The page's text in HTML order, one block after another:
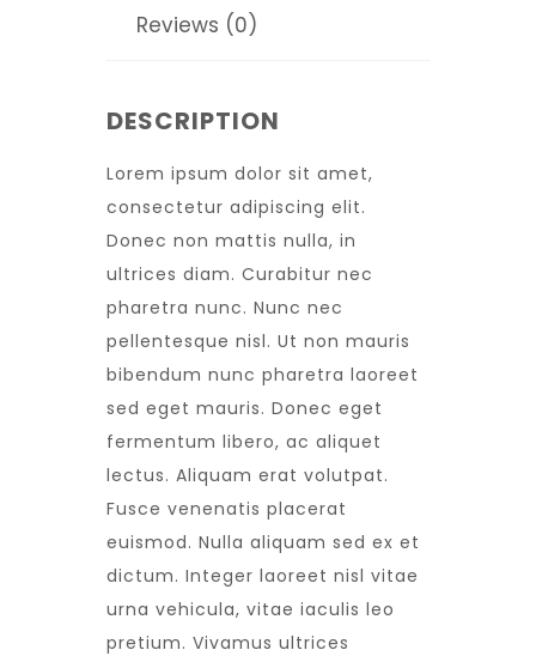
Reviews (0)
DESCRIPTION
Lorem ipsum dolor sit amet,
consectetur adipiscing elit.
Donec non mattis nulla, in
ultrices diam. Curabitur nec
pharetra nunc. Nunc nec
pellentesque nisl. Ut non mauris
bibendum nunc pharetra laoreet
sed eget mauris. Donec eget
fermentum libero, ac aliquet
lectus. Aliquam erat volutpat.
Fusce venenatis placerat
euismod. Nulla aliquam sed ex et
dictum. Integer laoreet nisl vitae
urna vehicula, vitae iaculis leo
pretium. Vivamus ultrices